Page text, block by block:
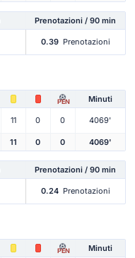
Prenotazioni / 90 min
0.39 Prenotazioni
PEN Minuti
11 0 0 4069'
11 0 0 4069'
Prenotazioni / 90 min
0.24 Prenotazioni
PEN
Minuti